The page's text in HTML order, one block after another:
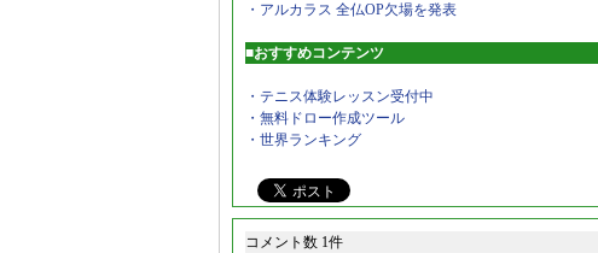
・アルカラス 全仏OP欠場を発表
■おすすめコンテンツ
・テニス体験レッスン受付中
・無料ドロー作成ツール
・世界ランキング
コメント数 1件